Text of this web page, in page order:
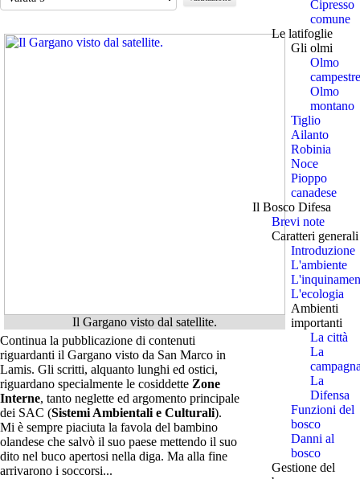
Il Gargano visto dal satellite.
Continua la pubblicazione di contenuti
riguardanti il Gargano visto da San Marco in
Lamis. Gli scritti, alquanto lunghi ed ostici,
riguardano specialmente le cosiddette Zone
Interne, tanto neglette ed argomento principale
dei SAC (Sistemi Ambientali e Culturali).
Mi è sempre piaciuta la favola del bambino
olandese che salvò il suo paese mettendo il suo
dito nel buco apertosi nella diga. Ma alla fine
arrivarono i soccorsi...
Cipresso
comune
Le latifoglie
Gli olmi
Olmo
campestre
Olmo
montano
Tiglio
Ailanto
Robinia
Noce
Pioppo
canadese
Il Bosco Difesa
Brevi note
Caratteri generali
Introduzione
L'ambiente
L'ecologia
Ambienti
importanti
La città
La
La
Difensa
Funzioni del
bosco
Danni al
bosco
Gestione del